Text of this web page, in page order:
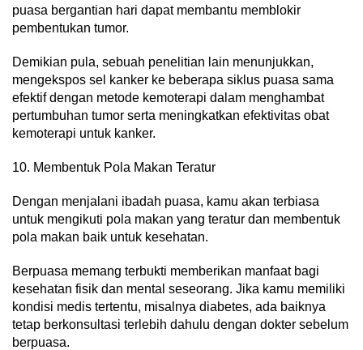
puasa bergantian hari dapat membantu memblokir
pembentukan tumor.
Demikian pula, sebuah penelitian lain menunjukkan,
mengekspos sel kanker ke beberapa siklus puasa sama
efektif dengan metode kemoterapi dalam menghambat
pertumbuhan tumor serta meningkatkan efektivitas obat
kemoterapi untuk kanker.
10. Membentuk Pola Makan Teratur
Dengan menjalani ibadah puasa, kamu akan terbiasa
untuk mengikuti pola makan yang teratur dan membentuk
pola makan baik untuk kesehatan.
Berpuasa memang terbukti memberikan manfaat bagi
kesehatan fisik dan mental seseorang. Jika kamu memiliki
kondisi medis tertentu, misalnya diabetes, ada baiknya
tetap berkonsultasi terlebih dahulu dengan dokter sebelum
berpuasa.